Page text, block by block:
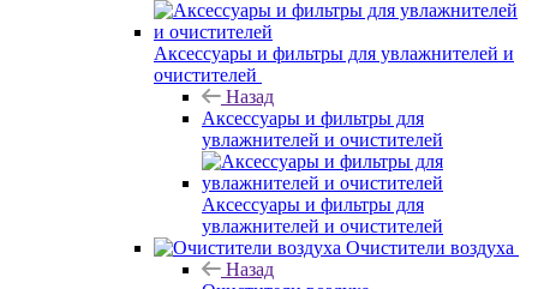
Аксессуары и фильтры для увлажнителей и
очистителей
Назад
Аксессуары и фильтры для
увлажнителей и очистителей
Аксессуары и фильтры для
увлажнителей и очистителей
Очистители воздуха
Назад